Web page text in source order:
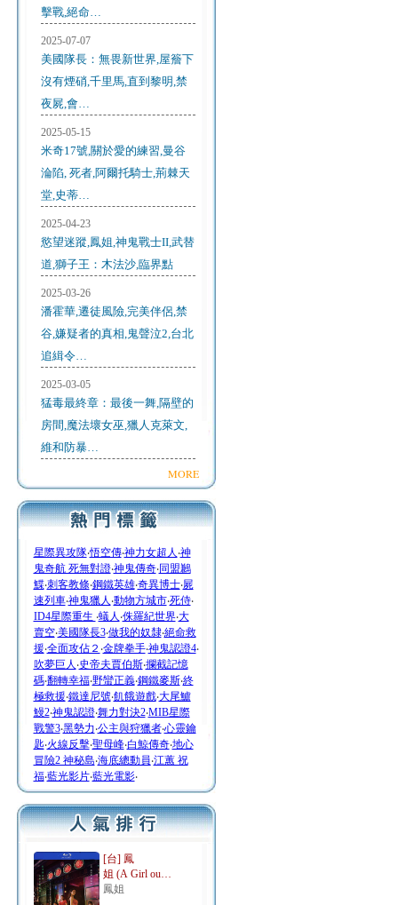
擊戰,絕命…
2025-07-07
美國隊長：無畏新世界,屋簷下
沒有煙硝,千里馬,直到黎明,禁
夜屍,會…
2025-05-15
米奇17號,關於愛的練習,曼谷
淪陷, 死者,阿爾托騎士,荊棘天
堂,史蒂…
2025-04-23
慾望迷蹤,鳳姐,神鬼戰士II,武替
道,獅子王：木法沙,臨界點
2025-03-26
潘霍華,遷徒風險,完美伴侶,禁
谷,嫌疑者的真相,鬼聲泣2,台北
追緝令…
2025-03-05
猛毒最終章：最後一舞,隔壁的
房間,魔法壞女巫,獵人克萊文,
維和防暴…
MORE
星際異攻隊‧悟空傳‧神力女超人 ‧神
鬼奇航 死無對證‧神鬼傳奇‧同盟鶼
鰈‧刺客教條‧鋼鐵英雄‧奇異博士‧屍
速列車‧神鬼獵人 ‧動物方城市‧死侍‧
ID4星際重生 ‧蟻人 ‧侏羅紀世界‧大
賣空‧美國隊長3‧做我的奴隸‧絕命救
援‧全面攻佔２ ‧金牌拳手‧神鬼認證4‧
吹夢巨人 ‧史帝夫賈伯斯‧攔截記憶
碼‧翻轉幸福‧野蠻正義‧鋼鐵麥斯‧終
極救援‧鐵達尼號‧飢餓遊戲‧大尾鱸
鰻2‧神鬼認證‧舞力對決2‧MIB星際
戰警3‧黑勢力‧公主與狩獵者‧心靈鑰
匙‧火線反擊‧聖母峰‧白鯨傳奇‧地心
冒險2 神秘島‧海底總動員‧江蕙 祝
福‧藍光影片‧藍光電影‧
[台] 鳳
姐 (A Girl ou…
鳳姐